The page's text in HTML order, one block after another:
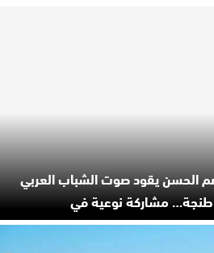
الحسن يقود صوت الشباب العربي
طنجة… مشاركة نوعية في